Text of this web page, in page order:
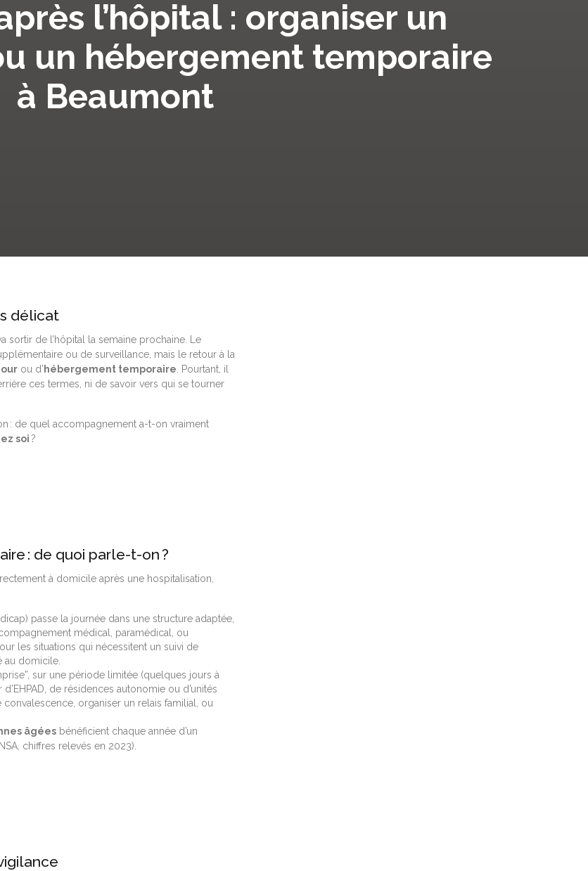
l’hôpital : organiser un
un hébergement temporaire
à Beaumont
délicat
de l’hôpital la semaine prochaine. Le
ou de surveillance, mais le retour à la
ou d’ hébergement temporaire . Pourtant, il
ces termes, ni de savoir vers qui se tourner
: de quel accompagnement a-t-on vraiment
soi?
: de quoi parle-t-on ?
à domicile après une hospitalisation,
passe la journée dans une structure adaptée,
médical, paramédical, ou
les situations qui nécessitent un suivi de
au domicile.
sur une période limitée (quelques jours à
de résidences autonomie ou d’unités
organiser un relais familial, ou
âgées bénéficient chaque année d’un
chiffres relevés en 2023).